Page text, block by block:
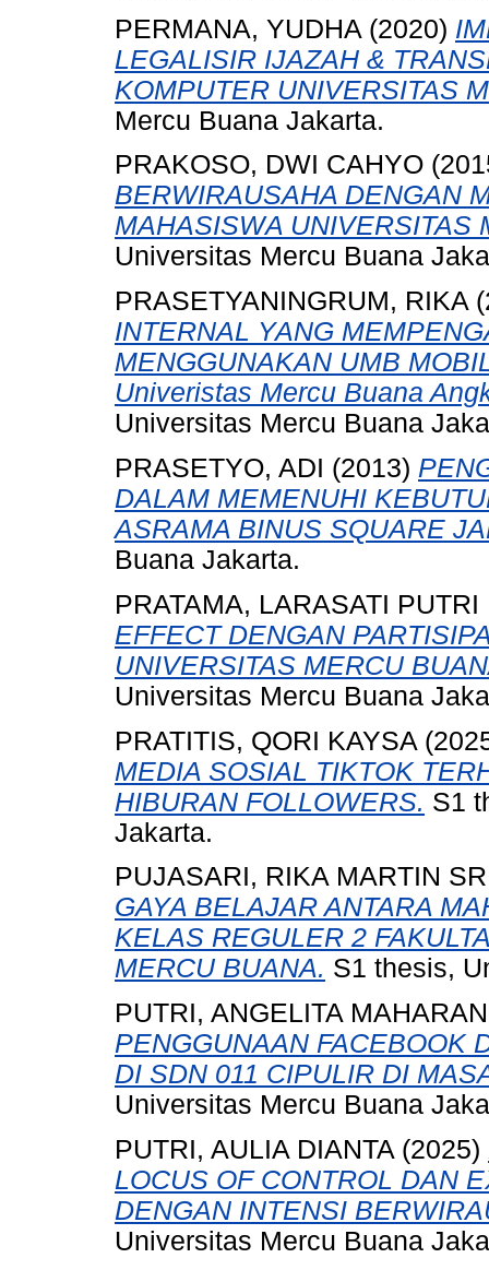
PERMANA, YUDHA (2020)
LEGALISIR IJAZAH &
KOMPUTER UNIVERSITAS
Mercu Buana Jakarta.
PRAKOSO, DWI CAHYO
BERWIRAUSAHA DENGAN
MAHASISWA UNIVERSITAS
Universitas Mercu Buana
PRASETYANINGRUM, RIKA
INTERNAL YANG
MENGGUNAKAN UMB
Univeristas Mercu Buana
Universitas Mercu Buana
PRASETYO, ADI (2013)
DALAM MEMENUHI
ASRAMA BINUS SQUARE
Buana Jakarta.
PRATAMA, LARASATI PUTRI
EFFECT DENGAN
UNIVERSITAS MERCU
Universitas Mercu Buana
PRATITIS, QORI KAYSA
MEDIA SOSIAL TIKTOK
HIBURAN FOLLOWERS. S1
Jakarta.
PUJASARI, RIKA MARTIN
GAYA BELAJAR ANTARA
KELAS REGULER 2
MERCU BUANA. S1 thesis,
PUTRI, ANGELITA
PENGGUNAAN FACEBOOK
DI SDN 011 CIPULIR DI
Universitas Mercu Buana
PUTRI, AULIA DIANTA (2025)
LOCUS OF CONTROL DAN
DENGAN INTENSI
Universitas Mercu Buana